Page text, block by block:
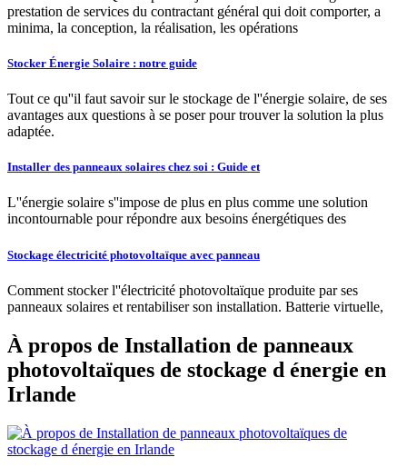
prestation de services du contractant général qui doit comporter, a
minima, la conception, la réalisation, les opérations
Stocker Énergie Solaire : notre guide
Tout ce qu''il faut savoir sur le stockage de l''énergie solaire, de ses
avantages aux questions à se poser pour trouver la solution la plus
adaptée.
Installer des panneaux solaires chez soi : Guide et
L''énergie solaire s''impose de plus en plus comme une solution
incontournable pour répondre aux besoins énergétiques des
Stockage électricité photovoltaïque avec panneau
Comment stocker l''électricité photovoltaïque produite par ses
panneaux solaires et rentabiliser son installation. Batterie virtuelle,
À propos de Installation de panneaux
photovoltaïques de stockage d énergie en
Irlande